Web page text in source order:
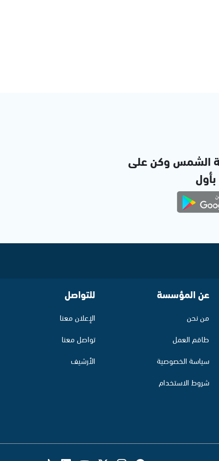
الشمس وكن على
بأول
عن المؤسسة
من نحن
طاقم العمل
سياسة الخصوصية
شروط الاستخدام
للتواصل
الإعلان معنا
تواصل معنا
الأرشيف